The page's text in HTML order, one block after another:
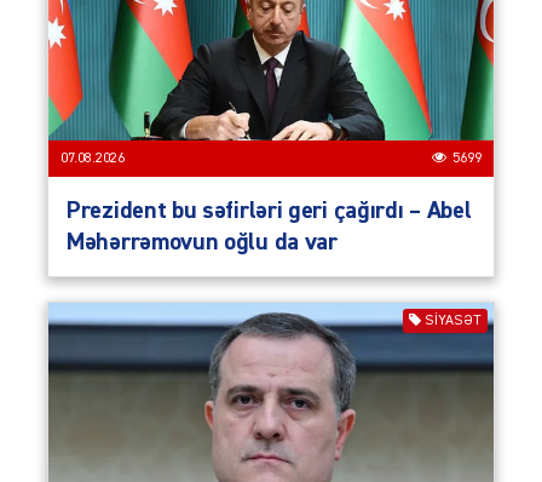
07.08.2026 5699
Prezident bu səfirləri geri çağırdı – Abel
Məhərrəmovun oğlu da var
SIYASƏT